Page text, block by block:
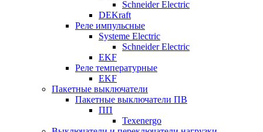
Schneider Electric
DEKraft
Реле импульсные
Systeme Electric
Schneider Electric
EKF
Реле температурные
EKF
Пакетные выключатели
Пакетные выключатели ПВ
ПП
Texenergo